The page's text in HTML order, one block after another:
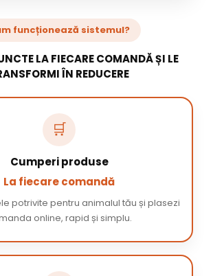
funcționează sistemul?
LA FIECARE COMANDĂ ȘI LE
ÎN REDUCERE
🛒
Cumperi produse
La fiecare comandă
potrivite pentru animalul tău și plasezi
online, rapid și simplu.